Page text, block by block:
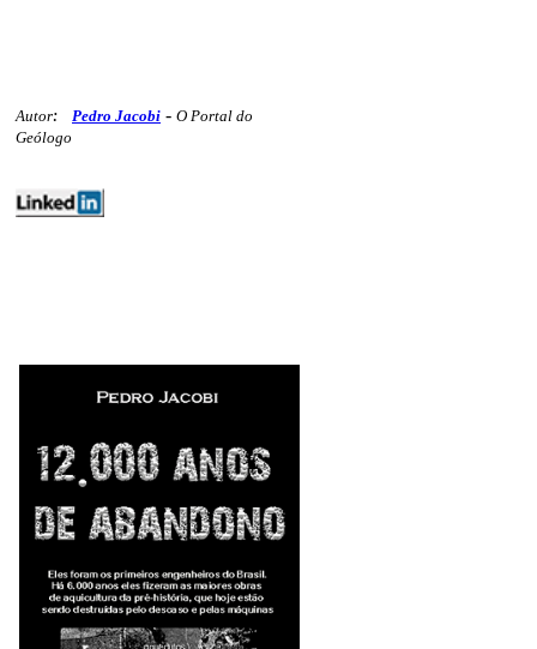
Autor: Pedro Jacobi - O Portal do
Geólogo